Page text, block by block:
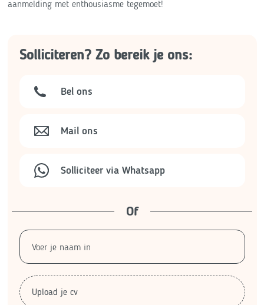
aanmelding met enthousiasme tegemoet!
Solliciteren? Zo bereik je ons:
Bel ons
Mail ons
Solliciteer via Whatsapp
Of
Upload je cv